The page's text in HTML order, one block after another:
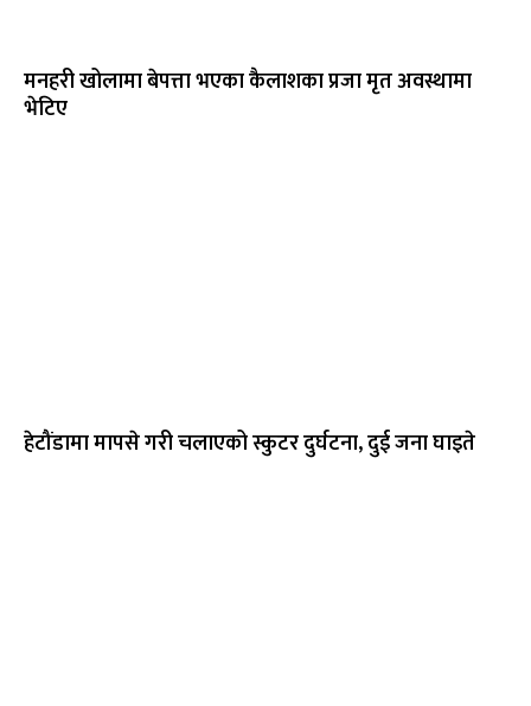
मनहरी खोलामा बेपत्ता भएका कैलाशका प्रजा मृत अवस्थामा
भेटिए
हेटौंडामा मापसे गरी चलाएको स्कुटर दुर्घटना, दुई जना घाइते